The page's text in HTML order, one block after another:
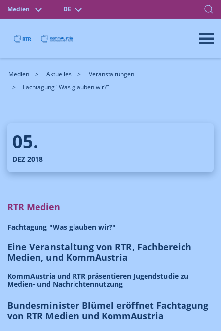
Medien DE
Medien Aktuelles
Veranstaltungen
Fachtagung "Was glauben wir?"
05.
DEZ 2018
RTR Medien
Fachtagung "Was glauben wir?"
Eine Veranstaltung von RTR, Fachbereich
Medien, und KommAustria
KommAustria und RTR präsentieren Jugendstudie zu
Medien- und Nachrichtennutzung
Bundesminister Blümel eröffnet Fachtagung
von RTR Medien und KommAustria